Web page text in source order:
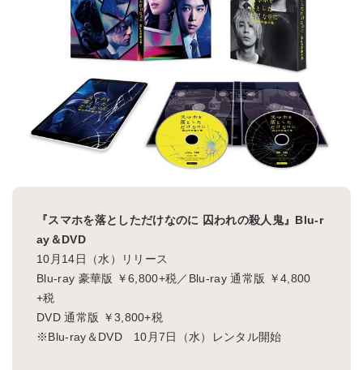
『スマホを落としただけなのに 囚われの殺人鬼』Blu-r
ay＆DVD
10月14日（水）リリース
Blu-ray 豪華版 ￥6,800+税／Blu-ray 通常版 ￥4,800
+税
DVD 通常版 ￥3,800+税
※Blu-ray＆DVD 10月7日（水）レンタル開始